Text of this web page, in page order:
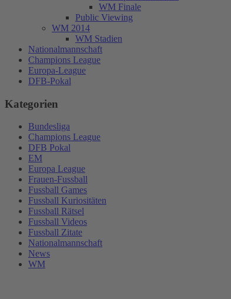
WM Finale
Public Viewing
WM 2014
WM Stadien
Nationalmannschaft
Champions League
Europa-League
DFB-Pokal
Kategorien
Bundesliga
Champions League
DFB Pokal
EM
Europa League
Frauen-Fussball
Fussball Games
Fussball Kuriositäten
Fussball Rätsel
Fussball Videos
Fussball Zitate
Nationalmannschaft
News
WM